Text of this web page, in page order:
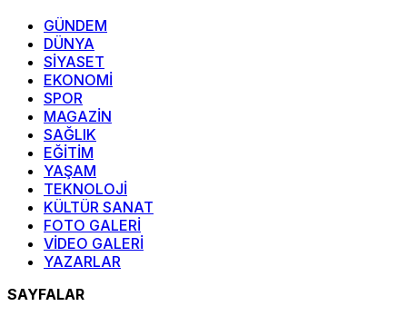
GÜNDEM
DÜNYA
SİYASET
EKONOMİ
SPOR
MAGAZİN
SAĞLIK
EĞİTİM
YAŞAM
TEKNOLOJİ
KÜLTÜR SANAT
FOTO GALERİ
VİDEO GALERİ
YAZARLAR
SAYFALAR